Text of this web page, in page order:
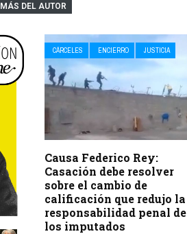
MÁS DEL AUTOR
CÁRCELES ENCIERRO JUSTICIA
Causa Federico Rey:
Casación debe resolver
sobre el cambio de
calificación que redujo la
responsabilidad penal de
los imputados